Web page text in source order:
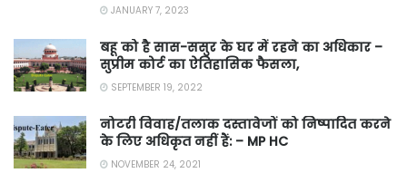
JANUARY 7, 2023
बहू को है सास-ससुर के घर में रहने का अधिकार –
सुप्रीम कोर्ट का ऐतिहासिक फैसला,
SEPTEMBER 19, 2022
नोटरी विवाह/तलाक दस्तावेजों को निष्पादित करने
के लिए अधिकृत नहीं हैं: – MP HC
NOVEMBER 24, 2021